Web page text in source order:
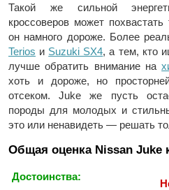
Такой же сильной
кроссоверов может похвастать
он намного дороже. Более
Terios и Suzuki SX4, а тем, кто
лучше обратить внимание на
хоть и дороже, но
отсеком. Juke же пусть
породы для молодых и
это или ненавидеть — решать
Общая оценка Nissan Juke
Достоинства: